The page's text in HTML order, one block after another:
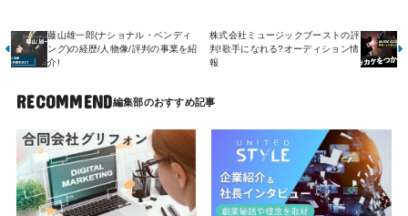
藤山雄一郎(ナショナル・ベンディ
ング)の経歴/人物像/評判の事業を紹
介!
株式会社ミュージックブーストの評
判!歌手になれる?オーディション情
報
RECOMMEND